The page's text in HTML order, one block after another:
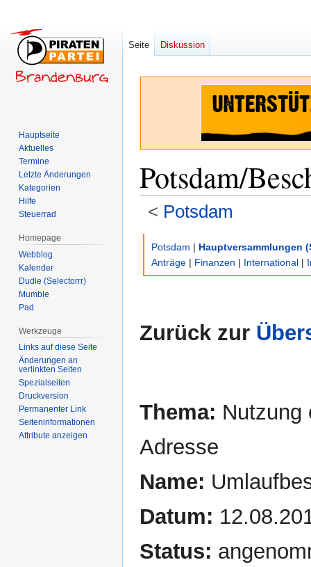
Potsdam/
< Potsdam
springen
springen
Potsdam | Hauptversammlungen
Anträge | Finanzen | International |
Zurück zur
Thema: Nutzung
Adresse
Name:
Datum:
Status:
Seite Diskussion
Hauptseite
Aktuelles
Termine
Letzte Änderungen
Kategorien
Hilfe
Steuerrad
Homepage
Webblog
Kalender
Dudle (Selectorrr)
Mumble
Pad
Werkzeuge
Links auf diese Seite
Änderungen an
verlinkten Seiten
Spezialseiten
Druckversion
Permanenter Link
Seiten­­informationen
Attribute anzeigen